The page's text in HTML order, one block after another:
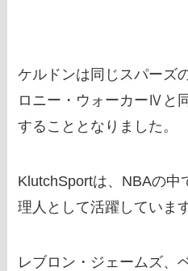
ケルドンは同じスパーズ
ロニー・ウォーカーⅣと
することとなりました。
KlutchSportは、NBAの中
理人として活躍しています
レブロン・ジェームズ、